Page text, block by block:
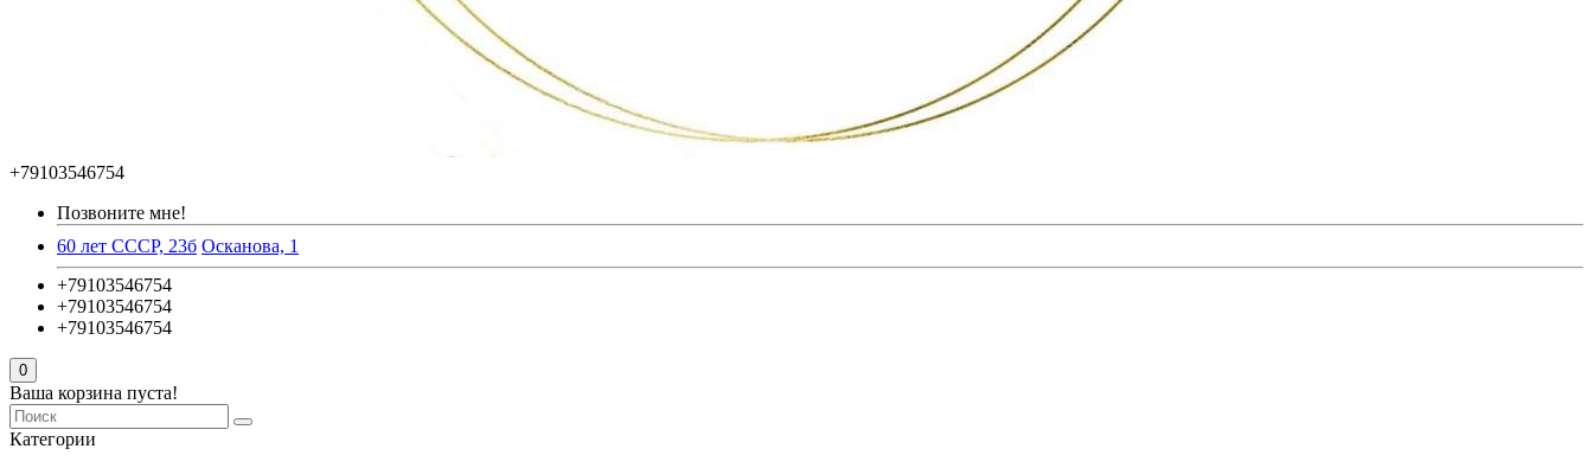
+79103546754
Позвоните мне!
60 лет СССР, 23б Осканова, 1
+79103546754
+79103546754
+79103546754
0
Ваша корзина пуста!
Категории